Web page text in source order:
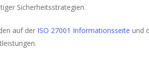
Sicherheitsstrategien.
auf der ISO 27001 Informationsseite und